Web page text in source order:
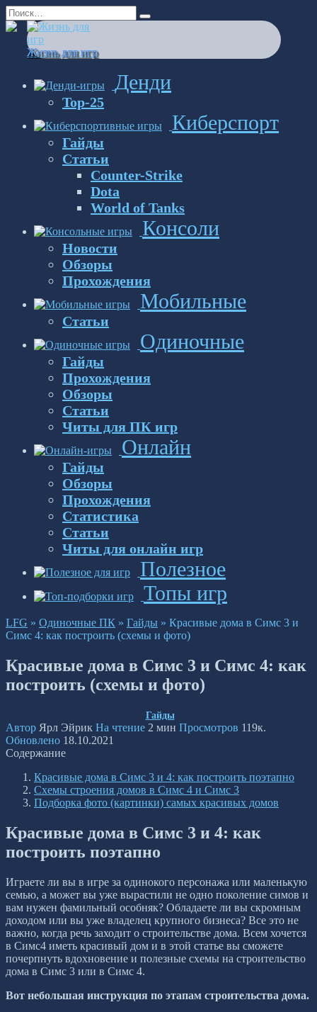
Перейти
к
содержанию
Search
for:
Жизнь для игр
Денди
Top-25
Киберспорт
Гайды
Статьи
Counter-Strike
Dota
World of Tanks
Консоли
Новости
Обзоры
Прохождения
Мобильные
Статьи
Одиночные
Гайды
Прохождения
Обзоры
Статьи
Читы для ПК игр
Онлайн
Гайды
Обзоры
Прохождения
Статистика
Статьи
Читы для онлайн игр
Полезное
Топы игр
LFG » Одиночные ПК » Гайды » Красивые дома в Симс 3 и
Симс 4: как построить (схемы и фото)
Красивые дома в Симс 3 и Симс 4: как
построить (схемы и фото)
Гайды
Автор Ярл Эйрик На чтение 2 мин Просмотров 119к.
Обновлено 18.10.2021
Содержание
Красивые дома в Симс 3 и 4: как построить поэтапно
Схемы строения домов в Симс 4 и Симс 3
Подборка фото (картинки) самых красивых домов
Красивые дома в Симс 3 и 4: как
построить поэтапно
Играете ли вы в игре за одинокого персонажа или маленькую
семью, а может вы уже вырастили не одно поколение симов и
вам нужен фамильный особняк? Обладаете ли вы скромным
доходом или вы уже владелец крупного бизнеса? Все это не
важно, когда речь заходит о строительстве дома. Всем хочется
в Симс4 иметь красивый дом и в этой статье вы сможете
почерпнуть вдохновение и полезные схемы на строительство
дома в Симс 3 или в Симс 4.
Вот небольшая инструкция по этапам строительства дома.